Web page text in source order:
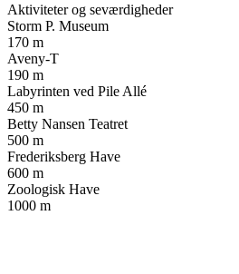
Aktiviteter og seværdigheder
Storm P. Museum
170 m
Aveny-T
190 m
Labyrinten ved Pile Allé
450 m
Betty Nansen Teatret
500 m
Frederiksberg Have
600 m
Zoologisk Have
1000 m